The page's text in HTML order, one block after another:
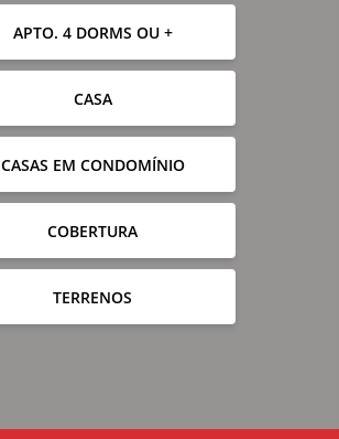
APTO. 4 DORMS OU +
CASA
CASAS EM CONDOMÍNIO
COBERTURA
TERRENOS